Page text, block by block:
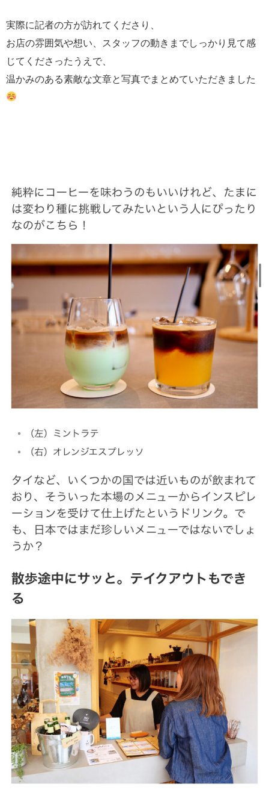
実際に記者の方が訪れてくださり、
お店の雰囲気や想い、スタッフの動きまでしっかり見て感
じてくださったうえで、
温かみのある素敵な文章と写真でまとめていただきました